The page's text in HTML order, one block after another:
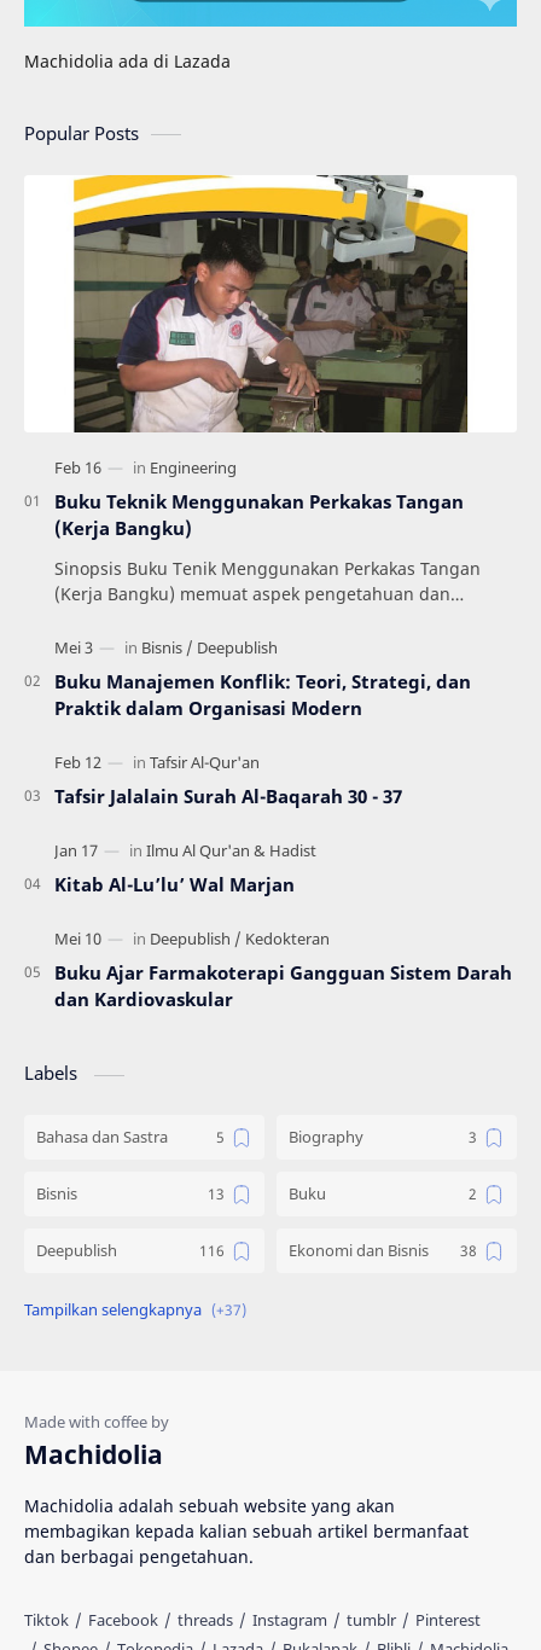
Machidolia ada di Lazada
Popular Posts
Buku Teknik Menggunakan Perkakas Tangan
(Kerja Bangku)
Sinopsis Buku Tenik Menggunakan Perkakas Tangan
(Kerja Bangku) memuat aspek pengetahuan dan
mengacu pada …
Buku Manajemen Konflik: Teori, Strategi, dan
Praktik dalam Organisasi Modern
Tafsir Jalalain Surah Al-Baqarah 30 - 37
Kitab Al-Lu’lu’ Wal Marjan
Buku Ajar Farmakoterapi Gangguan Sistem Darah
dan Kardiovaskular
Labels
Bahasa dan Sastra Biography
Bisnis Buku
Deepublish Ekonomi dan Bisnis
Engineering
Islam Katalog
Machidolia
Machidolia adalah sebuah website yang akan
membagikan kepada kalian sebuah artikel bermanfaat
dan berbagai pengetahuan.